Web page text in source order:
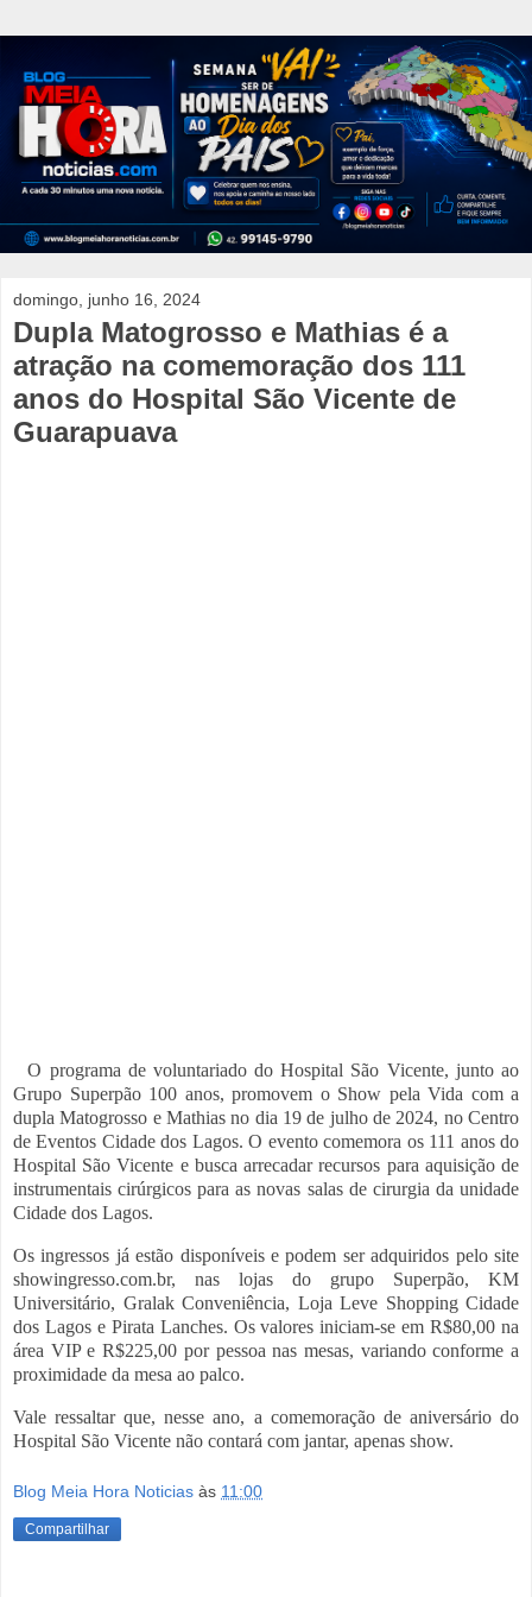
domingo, junho 16, 2024
Dupla Matogrosso e Mathias é a
atração na comemoração dos 111
anos do Hospital São Vicente de
Guarapuava
O programa de voluntariado do Hospital São Vicente, junto ao
Grupo Superpão 100 anos, promovem o Show pela Vida com a
dupla Matogrosso e Mathias no dia 19 de julho de 2024, no Centro
de Eventos Cidade dos Lagos. O evento comemora os 111 anos do
Hospital São Vicente e busca arrecadar recursos para aquisição de
instrumentais cirúrgicos para as novas salas de cirurgia da unidade
Cidade dos Lagos.
Os ingressos já estão disponíveis e podem ser adquiridos pelo site
showingresso.com.br, nas lojas do grupo Superpão, KM
Universitário, Gralak Conveniência, Loja Leve Shopping Cidade
dos Lagos e Pirata Lanches. Os valores iniciam-se em R$80,00 na
área VIP e R$225,00 por pessoa nas mesas, variando conforme a
proximidade da mesa ao palco.
Vale ressaltar que, nesse ano, a comemoração de aniversário do
Hospital São Vicente não contará com jantar, apenas show.
Blog Meia Hora Noticias às 11:00
Compartilhar